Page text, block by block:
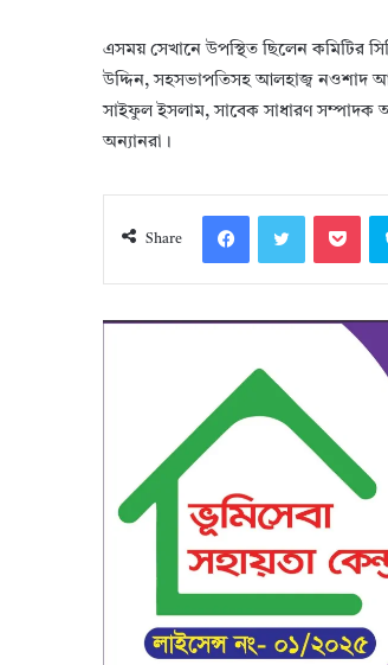
এসময় সেখানে উপস্থিত ছিলেন কমিটির
উদ্দিন, সহসভাপতিসহ আলহাজ্ব নওশাদ
সাইফুল ইসলাম, সাবেক সাধারণ সম্পাদক
অন্যানরা।
Share
FacebookTwitter